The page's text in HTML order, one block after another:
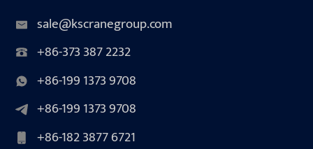
sale@kscranegroup.com
+86-373 387 2232
+86-199 1373 9708
+86-199 1373 9708
+86-182 3877 6721